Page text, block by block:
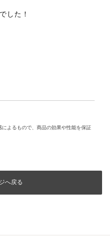
した！
よるもので、商品の効果や性能を保証
へ戻る